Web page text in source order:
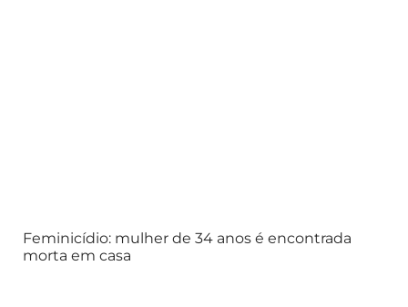
Feminicídio: mulher de 34 anos é encontrada
morta em casa